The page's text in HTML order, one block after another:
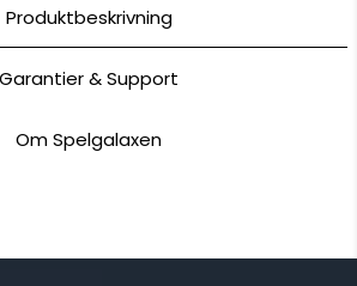
Produktbeskrivning
Garantier & Support
Om Spelgalaxen